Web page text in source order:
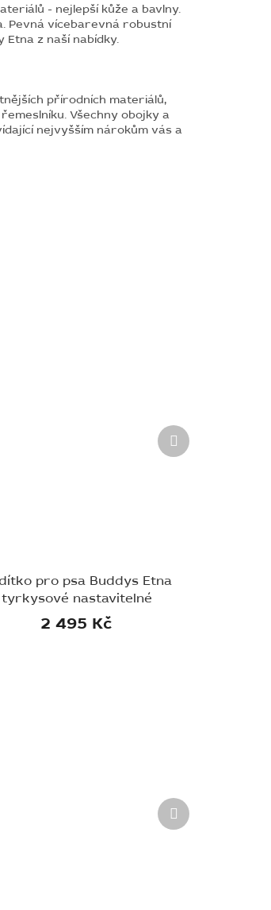
Další
produkt
- nejlepší kůže a bavlny.
Pevná vícebarevná robustní
z naší nabídky.
přírodních materiálů,
Všechny obojky a
nejvyšším nárokům vás a
pro psa Buddys Etna
tyrkysové nastavitelné
2 495 Kč
Další
produkt